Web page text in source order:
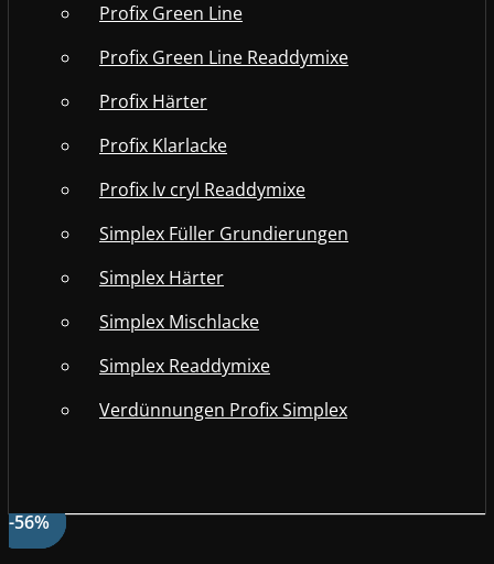
Profix Green Line
Profix Green Line Readdymixe
Profix Härter
Profix Klarlacke
Profix lv cryl Readdymixe
Simplex Füller Grundierungen
Simplex Härter
Simplex Mischlacke
Simplex Readdymixe
Verdünnungen Profix Simplex
-63%
-63%
-58%
-56%